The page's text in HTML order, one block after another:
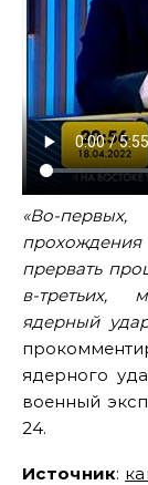
«Во-
прервать
в-третьих,
ядерный
ядерного
военный
24.
Источник: